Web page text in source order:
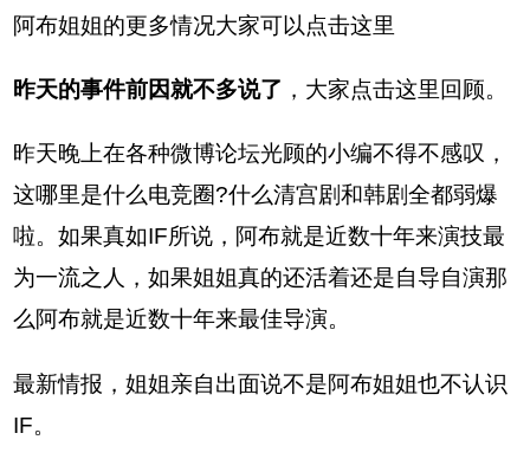
阿布姐姐的更多情况大家可以点击这里
昨天的事件前因就不多说了 ，大家点击这里回顾。
昨天晚上在各种微博论坛光顾的小编不得不感叹，
这哪里是什么电竞圈?什么清宫剧和韩剧全都弱爆
啦。如果真如IF所说，阿布就是近数十年来演技最
为一流之人，如果姐姐真的还活着还是自导自演那
么阿布就是近数十年来最佳导演。
最新情报，姐姐亲自出面说不是阿布姐姐也不认识
IF。